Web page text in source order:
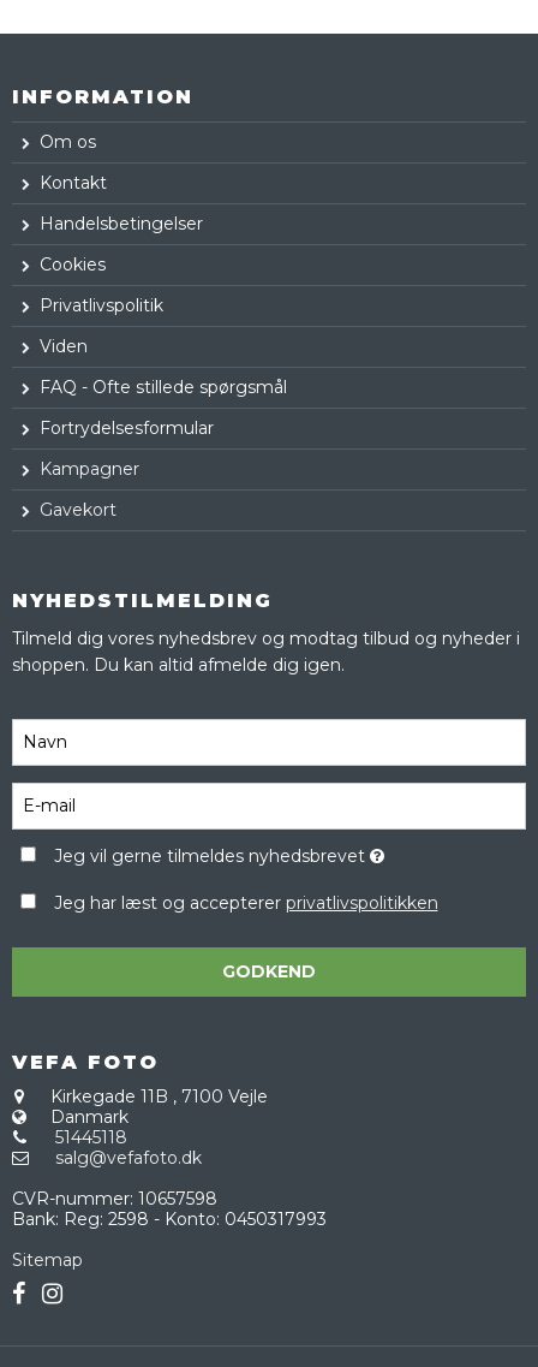
INFORMATION
Om os
Kontakt
Handelsbetingelser
Cookies
Privatlivspolitik
Viden
FAQ - Ofte stillede spørgsmål
Fortrydelsesformular
Kampagner
Gavekort
NYHEDSTILMELDING
Tilmeld dig vores nyhedsbrev og modtag tilbud og nyheder i
shoppen. Du kan altid afmelde dig igen.
Jeg vil gerne tilmeldes nyhedsbrevet
Jeg har læst og accepterer privatlivspolitikken
GODKEND
VEFA FOTO
Kirkegade 11B , 7100 Vejle
Danmark
51445118
salg@vefafoto.dk
CVR-nummer: 10657598
Bank: Reg: 2598 - Konto: 0450317993
Sitemap